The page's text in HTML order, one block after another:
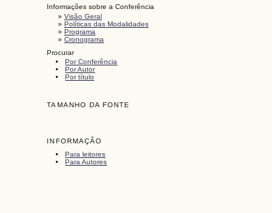
Informações sobre a Conferência
»Visão Geral
»Políticas das Modalidades
»Programa
»Cronograma
Procurar
Por Conferência
Por Autor
Por título
TAMANHO DA FONTE
INFORMAÇÃO
Para leitores
Para Autores